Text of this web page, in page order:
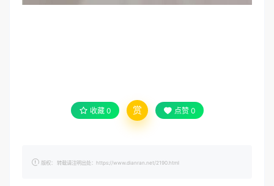
收藏 0 赏 点赞 0
版权： 转载请注明出处：https://www.dianran.net/2190.html